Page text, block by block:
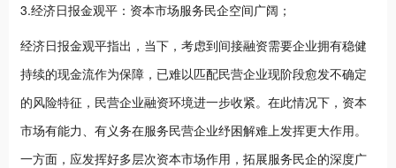
3.经济日报金观平：资本市场服务民企空间广阔；
经济日报金观平指出，当下，考虑到间接融资需要企业拥有稳健
持续的现金流作为保障，已难以匹配民营企业现阶段愈发不确定
的风险特征，民营企业融资环境进一步收紧。在此情况下，资本
市场有能力、有义务在服务民营企业纾困解难上发挥更大作用。
一方面，应发挥好多层次资本市场作用，拓展服务民企的深度广